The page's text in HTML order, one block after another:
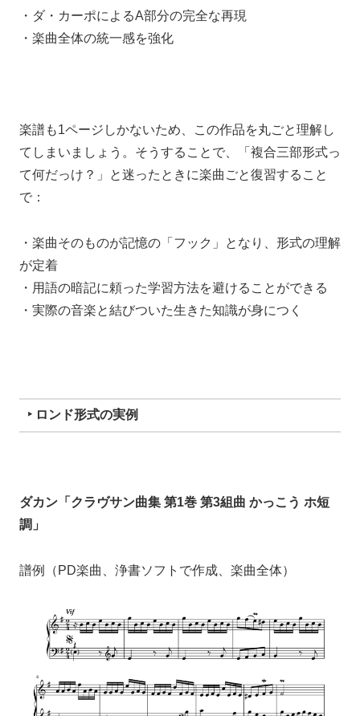
・ダ・カーポによるA部分の完全な再現
・楽曲全体の統一感を強化
楽譜も1ページしかないため、この作品を丸ごと理解し
てしまいましょう。そうすることで、「複合三部形式っ
て何だっけ？」と迷ったときに楽曲ごと復習すること
で：
・楽曲そのものが記憶の「フック」となり、形式の理解
が定着
・用語の暗記に頼った学習方法を避けることができる
・実際の音楽と結びついた生きた知識が身につく
‣ ロンド形式の実例
ダカン「クラヴサン曲集 第1巻 第3組曲 かっこう ホ短
調」
譜例（PD楽曲、浄書ソフトで作成、楽曲全体）